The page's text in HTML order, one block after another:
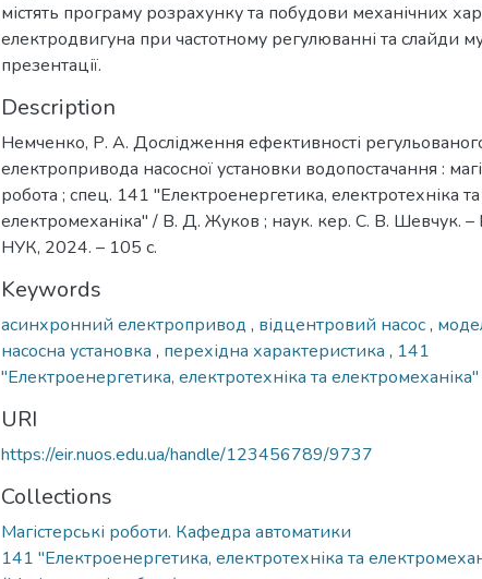
містять програму розрахунку та побудови механічних
електродвигуна при частотному регулюванні та слайди
Description
Немченко, Р. А. Дослідження ефективності
електропривода насосної установки водопостачання :
робота ; спец. 141 ''Електроенергетика, електротехніка та
електромеханіка'' / В. Д. Жуков ; наук. кер. С. В. Шевчук. –
НУК, 2024. – 105 с.
Keywords
асинхронний електропривод , відцентровий насос,
насосна установка , перехідна характеристика , 141
''Електроенергетика, електротехніка та електромеханіка''
URI
https://eir.nuos.edu.ua/handle/123456789/9737
Collections
Магістерські роботи. Кафедра автоматики
141 "Електроенергетика, електротехніка та